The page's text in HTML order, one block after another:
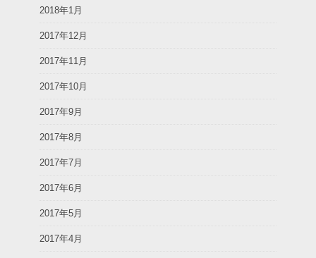
2018年1月
2017年12月
2017年11月
2017年10月
2017年9月
2017年8月
2017年7月
2017年6月
2017年5月
2017年4月